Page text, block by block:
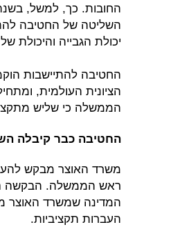
השליטה של החטיבה
יכולת הגבייה והיכולת
החטיבה להתיישבות
הממשלה כי שליש
החטיבה כבר קיבלה השנה
ראש הממשלה. הבקשה
המדינה שמשרד האוצר
העברות תקציביות.